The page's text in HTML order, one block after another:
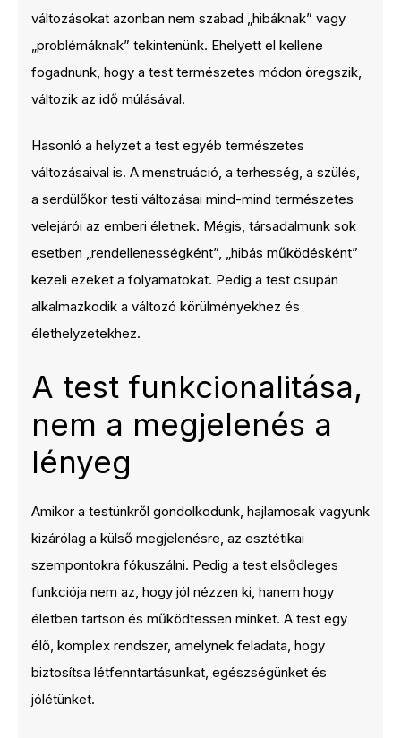
változásokat azonban nem szabad „hibáknak” vagy
„problémáknak” tekintenünk. Ehelyett el kellene
fogadnunk, hogy a test természetes módon öregszik,
változik az idő múlásával.
Hasonló a helyzet a test egyéb természetes
változásaival is. A menstruáció, a terhesség, a szülés,
a serdülőkor testi változásai mind-mind természetes
velejárói az emberi életnek. Mégis, társadalmunk sok
esetben „rendellenességként”, „hibás működésként”
kezeli ezeket a folyamatokat. Pedig a test csupán
alkalmazkodik a változó körülményekhez és
élethelyzetekhez.
A test funkcionalitása,
nem a megjelenés a
lényeg
Amikor a testünkről gondolkodunk, hajlamosak vagyunk
kizárólag a külső megjelenésre, az esztétikai
szempontokra fókuszálni. Pedig a test elsődleges
funkciója nem az, hogy jól nézzen ki, hanem hogy
életben tartson és működtessen minket. A test egy
élő, komplex rendszer, amelynek feladata, hogy
biztosítsa létfenntartásunkat, egészségünket és
jólétünket.